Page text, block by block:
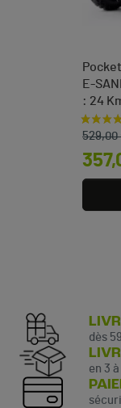
E-
: 24
Prix
529,00
Prix
dès
en 3